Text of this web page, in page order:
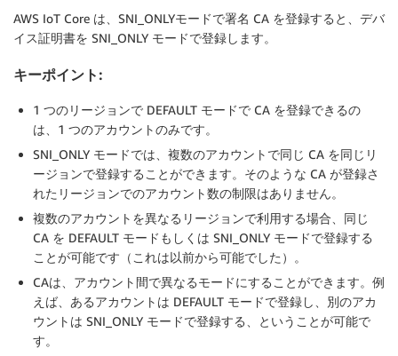
AWS IoT Core は、SNI_ONLYモードで署名 CA を登録すると、デバ
イス証明書を SNI_ONLY モードで登録します。
キーポイント:
1 つのリージョンで DEFAULT モードで CA を登録できるの
は、1 つのアカウントのみです。
SNI_ONLY モードでは、複数のアカウントで同じ CA を同じリ
ージョンで登録することができます。そのような CA が登録さ
れたリージョンでのアカウント数の制限はありません。
複数のアカウントを異なるリージョンで利用する場合、同じ
CA を DEFAULT モードもしくは SNI_ONLY モードで登録する
ことが可能です（これは以前から可能でした）。
CAは、アカウント間で異なるモードにすることができます。例
えば、あるアカウントは DEFAULT モードで登録し、別のアカ
ウントは SNI_ONLY モードで登録する、ということが可能で
す。